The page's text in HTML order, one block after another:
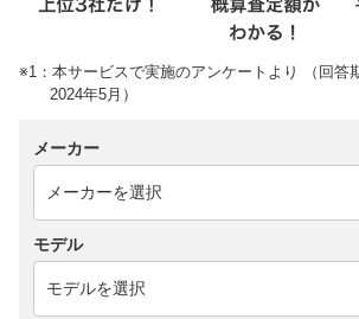
※1：本サービスで実施のアンケートより （回答
2024年5月）
メーカー
モデル